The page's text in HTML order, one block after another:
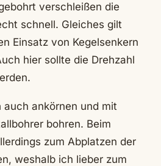
verschleißen die
schnell. Gleiches gilt
Einsatz von Kegelsenkern
hier sollte die Drehzahl
ankörnen und mit
bohren. Beim
zum Abplatzen der
weshalb ich lieber zum